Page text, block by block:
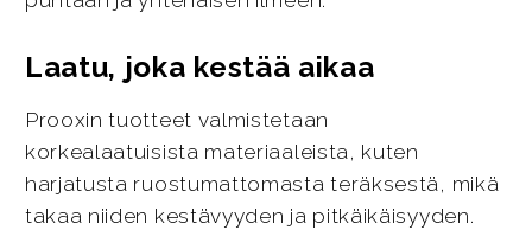
Laatu, joka kestää aikaa
Prooxin tuotteet valmistetaan
korkealaatuisista materiaaleista, kuten
harjatusta ruostumattomasta teräksestä, mikä
takaa niiden kestävyyden ja pitkäikäisyyden.